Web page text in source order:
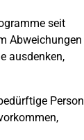
seit
Abweichungen
ausdenken,
Person